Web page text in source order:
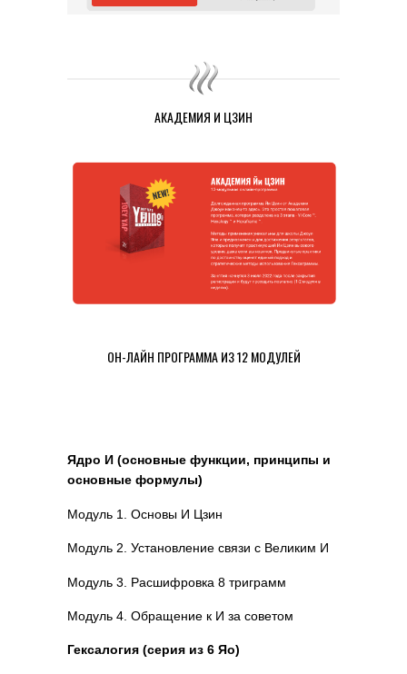
АКАДЕМИЯ И ЦЗИН
ОН-ЛАЙН ПРОГРАММА ИЗ 12 МОДУЛЕЙ
Ядро И (основные функции, принципы и
основные формулы)
Модуль 1. Основы И Цзин
Модуль 2. Установление связи с Великим И
Модуль 3. Расшифровка 8 триграмм
Модуль 4. Обращение к И за советом
Гексалогия (серия из 6 Яо)